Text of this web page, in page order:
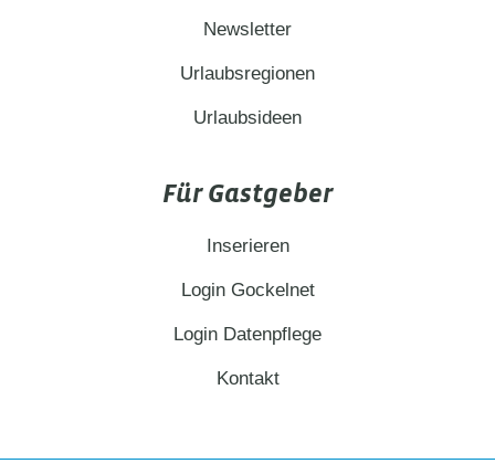
Newsletter
Urlaubsregionen
Urlaubsideen
Für Gastgeber
Inserieren
Login Gockelnet
Login Datenpflege
Kontakt